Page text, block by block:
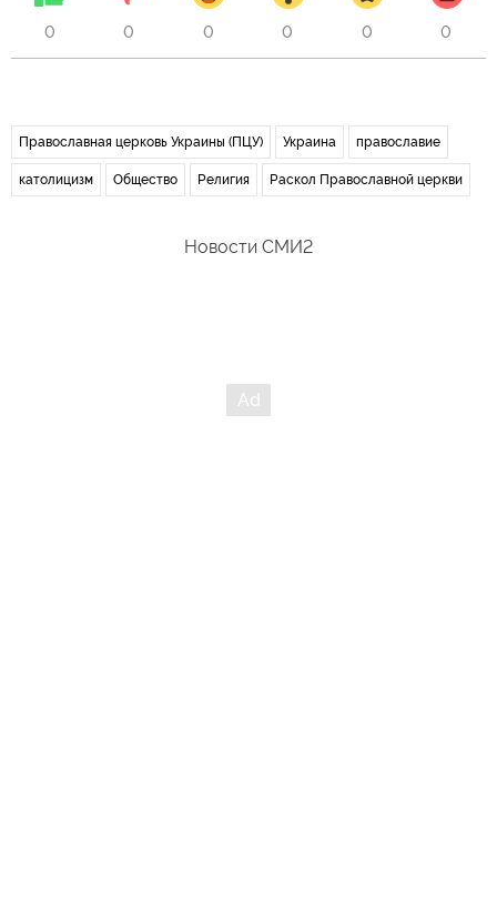
0 0 0 0 0 0
Православная церковь Украины (ПЦУ) Украина православие
католицизм Общество Религия Раскол Православной церкви
Новости СМИ2